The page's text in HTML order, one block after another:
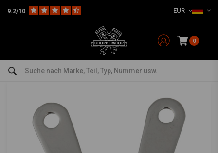
9.2/10 EUR
0
Teile & Zubehör Universal Chrome Geschwindigkeits- / Drehzahlmesserhalterung
bekijk alles van Drag Specialties
Universal Chrome Geschwindigkeits- /
Drehzahlmesserhalterung
5/5 (3 reviews)